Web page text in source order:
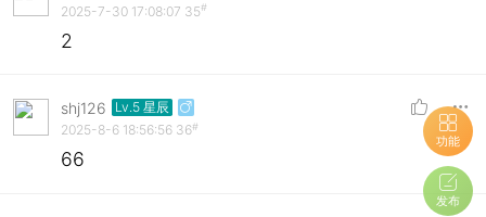
2025-7-30 17:08:07 35#
2
shj126
Lv.5 星辰
2025-8-6 18:56:56 36#
66
功能
发布